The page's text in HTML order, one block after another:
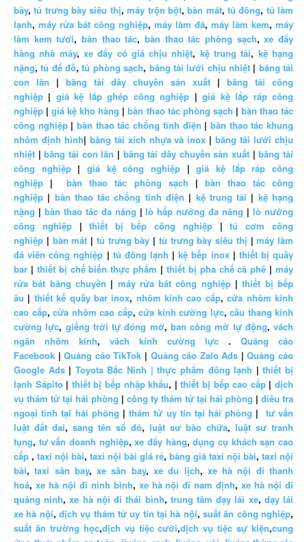
bày,tủ trưng bày siêu thị,máy trộn bột,bàn mát, tủ đông, tủ làm
lạnh, máy rửa bát công nghiệp, máy làm đá, máy làm kem, máy
làm kem tươi,bàn thao tác,bàn thao tác phòng sạch,xe đẩy
hàng nhà máy, xe đẩy có giá chịu nhiệt, kệ trung tải, kệ hạng
nặng,tủ để đồ,tủ phòng sạch, băng tải lưới chịu nhiệt| băng tải
con lăn | băng tải dây chuyền sản xuất | băng tải công
nghiệp | giá kệ lắp ghép công nghiệp |giá kệ lắp ráp công
nghiệp |giá kệ kho hàng |bàn thao tác phòng sạch | bàn thao tác
công nghiệp|bàn thao tác chống tĩnh điện | bàn thao tác khung
nhôm định hình| băng tải xích nhựa và inox |băng tải lưới chịu
nhiệt |băng tải con lăn | băng tải dây chuyền sản xuất |băng tải
công nghiệp|giá kệ công nghiệp |giá kệ lắp ráp công
nghiệp |bàn thao tác phòng sạch | bàn thao tác công
nghiệp | bàn thao tác chống tĩnh điện | kệ trung tải | kệ hạng
nặng | bàn thao tác đa năng |lò hấp nướng đa năng |lò nướng
công nghiệp|thiết bị bếp công nghiệp|tủ cơm công
nghiệp | bàn mát | tủ trưng bày | tủ trưng bày siêu thị |máy làm
đá viên công nghiệp | tủ đông lạnh |kệ bếp inox| thiết bị quầy
bar | thiết bị chế biến thực phẩm | thiết bị pha chế cà phê | máy
rửa bát băng chuyền | máy rửa bát công nghiệp|thiết bị bếp
âu | thiết kế quầy bar inox, nhôm kính cao cấp,cửa nhôm kính
cao cấp, cửa nhôm cao cấp, cửa kính cường lực, cầu thang kính
cường lực, giếng trời tự đóng mở, ban công mở tự động, vách
ngăn nhôm kính, vách kính cường lực . Quảng cáo
Facebook |Quảng cáo TikTok | Quảng cáo Zalo Ads |Quảng cáo
Google Ads| Toyota Bắc Ninh | thực phẩm đông lạnh |thiết bị
lạnh Sápito | thiết bị bếp nhập khẩu, |thiết bị bếp cao cấp|dịch
vụ thám tử tại hải phòng | công ty thám tử tại hải phòng | điều tra
ngoại tình tại hải phòng |thám tử uy tín tại hải phòng | tư vấn
luật đất đai, sang tên sổ đỏ, luật sư bào chữa, luật sư tranh
tụng, tư vấn doanh nghiệp,xe đẩy hàng,dụng cụ khách sạn cao
cấp , taxi nội bài, taxi nội bài giá rẻ, bảng giá taxi nội bài, taxi nội
bài,taxi sân bay,xe sân bay,xe du lịch, xe hà nội đi thanh
hoá, xe hà nội đi ninh bình, xe hà nội đi nam định,xe hà nội đi
quảng ninh,xe hà nội đi thái bình, trung tâm dạy lái xe, dạy lái
xe hà nội,dịch vụ thám tử uy tín tại hà nội,suất ăn công nghiệp,
suất ăn trường học,dịch vụ tiệc cưới,dịch vụ tiệc sự kiện,cung